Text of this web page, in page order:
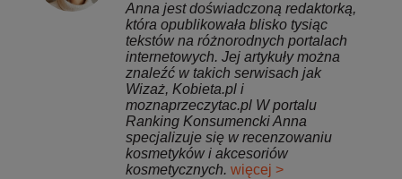
Anna jest doświadczoną redaktorką,
która opublikowała blisko tysiąc
tekstów na różnorodnych portalach
internetowych. Jej artykuły można
znaleźć w takich serwisach jak
Wizaż, Kobieta.pl i
moznaprzeczytac.pl W portalu
Ranking Konsumencki Anna
specjalizuje się w recenzowaniu
kosmetyków i akcesoriów
kosmetycznych. więcej >